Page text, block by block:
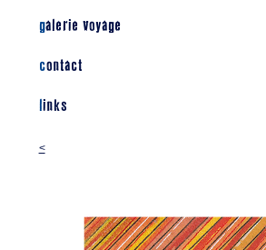
galerie voyage
contact
links
<